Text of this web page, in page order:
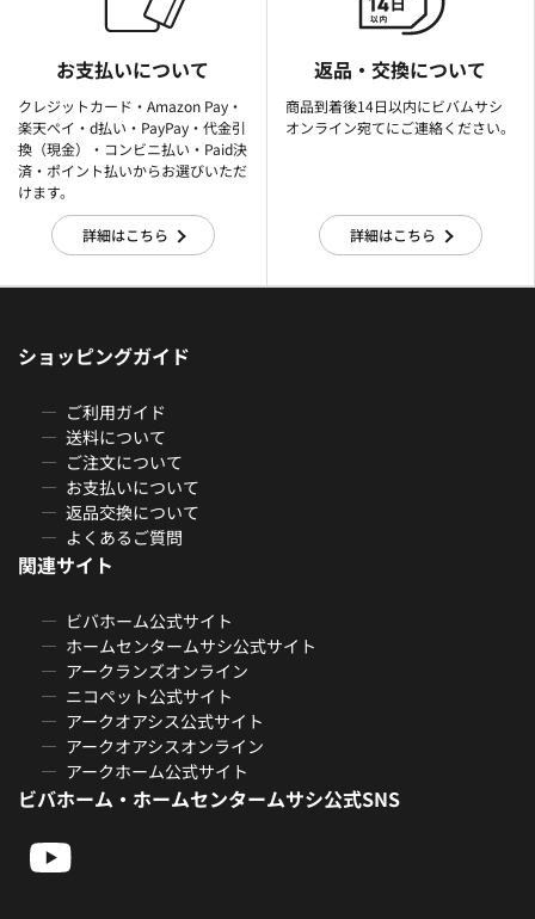
お支払いについて
クレジットカード・Amazon Pay・
楽天ぺイ・d払い・PayPay・代金引
換（現金）・コンビニ払い・Paid決
済・ポイント払いからお選びいただ
けます。
詳細はこちら
返品・交換について
商品到着後14日以内にビバムサシ
オンライン宛てにご連絡ください。
詳細はこちら
ショッピングガイド
ご利用ガイド
送料について
ご注文について
お支払いについて
返品交換について
よくあるご質問
関連サイト
ビバホーム公式サイト
ホームセンタームサシ公式サイト
アークランズオンライン
ニコペット公式サイト
アークオアシス公式サイト
アークオアシスオンライン
アークホーム公式サイト
ビバホーム・ホームセンタームサシ公式SNS